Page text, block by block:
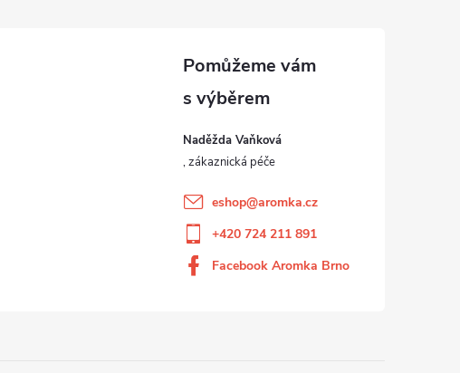
Naděžda Vaňková
eshop@aromka.cz
+420 724 211 891
Facebook Aromka Brno